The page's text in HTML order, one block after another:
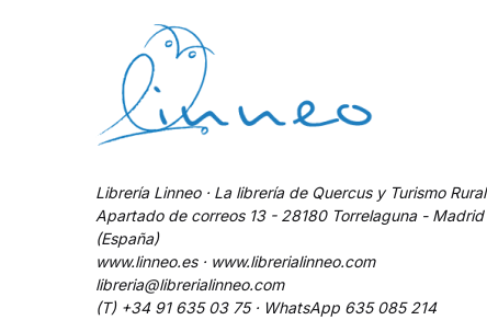
Librería Linneo · La librería de Quercus y Turismo Rural
Apartado de correos 13 - 28180 Torrelaguna - Madrid
(España)
www.linneo.es · www.librerialinneo.com
libreria@librerialinneo.com
(T) +34 91 635 03 75 · WhatsApp 635 085 214